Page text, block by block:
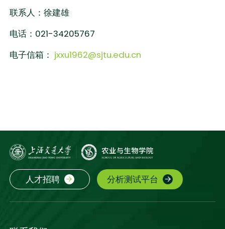
联系人：徐建雄
电话：021-34205767
电子信箱： jxxu1962@sjtu.edu.cn
人才招聘 分析测试平台